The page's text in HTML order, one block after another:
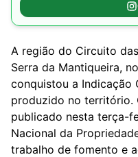
A região do Circuito
Serra da Mantiqueira,
conquistou a Indicação
produzido no território.
publicado nesta terça-
Nacional da
trabalho de fomento e